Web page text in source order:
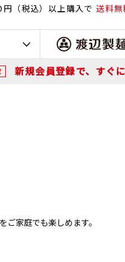
円（税込） 以上購入で 送料無
新規会員登録で、すぐ
ご家庭でも楽しめます。